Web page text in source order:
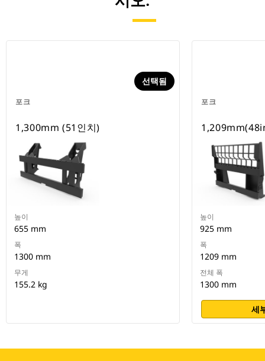
포크
선택됨
1,300mm (51인치)
높이
655 mm
폭
1300 mm
무게
155.2 kg
포크
높이
925 mm
폭
1209 mm
전체 폭
1300 mm
세